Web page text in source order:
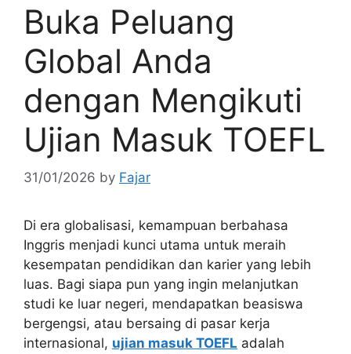
Buka Peluang
Global Anda
dengan Mengikuti
Ujian Masuk TOEFL
31/01/2026 by Fajar
Di era globalisasi, kemampuan berbahasa
Inggris menjadi kunci utama untuk meraih
kesempatan pendidikan dan karier yang lebih
luas. Bagi siapa pun yang ingin melanjutkan
studi ke luar negeri, mendapatkan beasiswa
bergengsi, atau bersaing di pasar kerja
internasional, ujian masuk TOEFL adalah